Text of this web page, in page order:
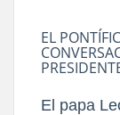
EL
El papa